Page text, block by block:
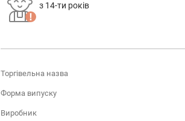
з 14-ти років
Торгівельна назва
Форма випуску
Виробник